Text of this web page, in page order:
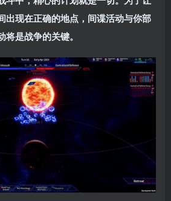
出现在正确的地点，间谍活动与你部
是战争的关键。